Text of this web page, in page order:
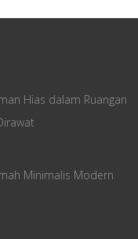
Hias dalam Ruangan
Minimalis Modern